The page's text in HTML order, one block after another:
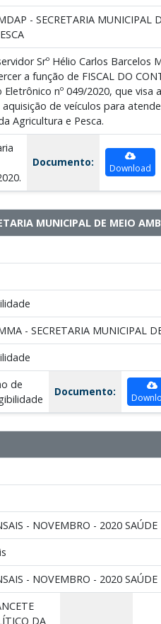
- SECRETARIA MUNICIPAL
Srº Hélio Carlos Barcelos
a função de FISCAL DO
nº 049/2020, que visa
de veículos para
Agricultura e Pesca.
Documento: Download
MUNICIPAL DE MEIO
- SECRETARIA MUNICIPAL
de
Documento:
- NOVEMBRO - 2020 SAÚDE
- NOVEMBRO - 2020 SAÚDE
DA